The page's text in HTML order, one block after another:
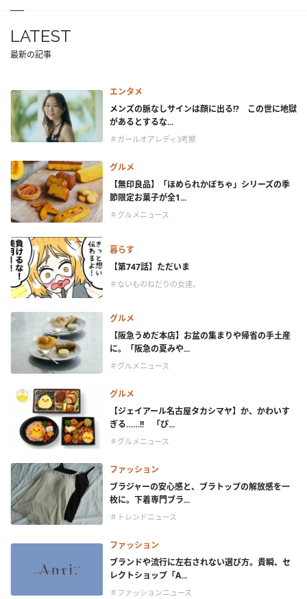
LATEST
最新の記事
エンタメ
メンズの脈なしサインは顔に出る!? この世に地獄
があるとするな...
＃ガールオアレディ3考察
グルメ
【無印良品】「ほめられかぼちゃ」シリーズの季
節限定お菓子が全1...
＃グルメニュース
暮らす
【第747話】ただいま
＃ないものねだりの女達。
グルメ
【阪急うめだ本店】お盆の集まりや帰省の手土産
に。「阪急の夏みや...
＃グルメニュース
グルメ
【ジェイアール名古屋タカシマヤ】か、かわいす
ぎる……!! 「ぴ...
＃グルメニュース
ファッション
ブラジャーの安心感と、ブラトップの解放感を一
枚に。下着専門ブラ...
＃トレンドニュース
ファッション
ブランドや流行に左右されない選び方。貴瞬、セ
レクトショップ「A...
＃ファッションニュース